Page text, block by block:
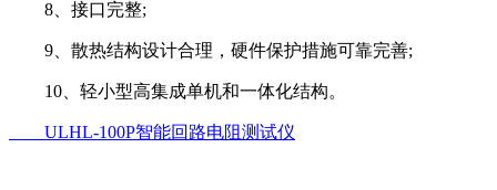
8、接口完整;
9、散热结构设计合理，硬件保护措施可靠完善;
10、轻小型高集成单机和一体化结构。
ULHL-100P智能回路电阻测试仪